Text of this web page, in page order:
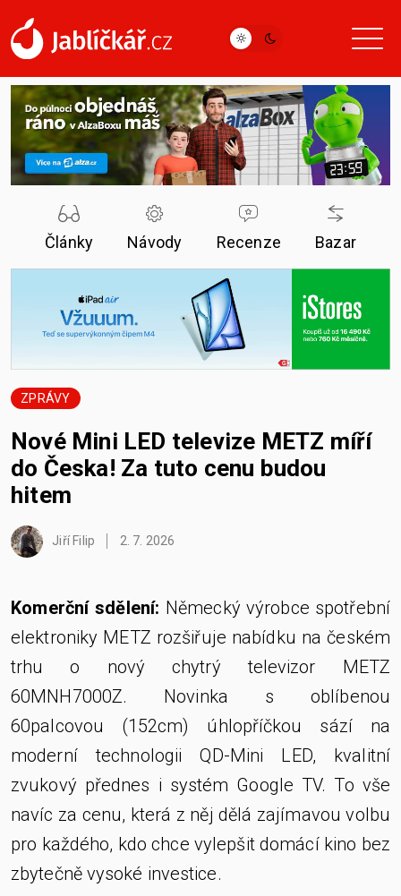
Články Návody Recenze Bazar
ZPRÁVY
Nové Mini LED televize METZ míří
do Česka! Za tuto cenu budou
hitem
Jiří Filip 2. 7. 2026
Komerční sdělení: Německý výrobce spotřební
elektroniky METZ rozšiřuje nabídku na českém
trhu o nový chytrý televizor METZ
60MNH7000Z. Novinka s oblíbenou
60palcovou (152cm) úhlopříčkou sází na
moderní technologii QD-Mini LED, kvalitní
zvukový přednes i systém Google TV. To vše
navíc za cenu, která z něj dělá zajímavou volbu
pro každého, kdo chce vylepšit domácí kino bez
zbytečně vysoké investice.